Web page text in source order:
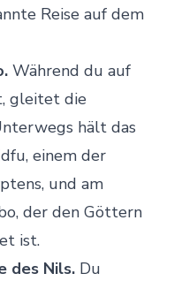
Reise auf dem
Während du auf
gleitet die
hält das
einem der
und am
der den Göttern
ist.
des Nils. Du